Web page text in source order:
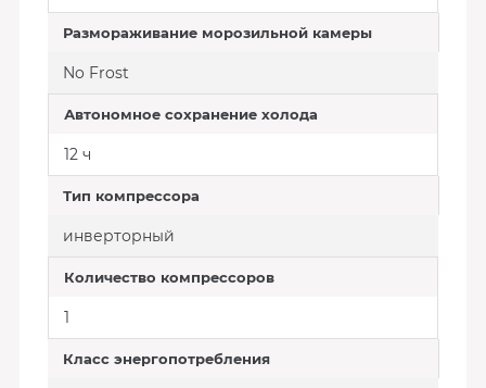
Размораживание морозильной камеры
No Frost
Автономное сохранение холода
12 ч
Тип компрессора
инверторный
Количество компрессоров
1
Класс энергопотребления